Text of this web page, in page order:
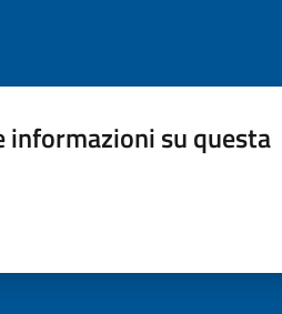
informazioni su questa